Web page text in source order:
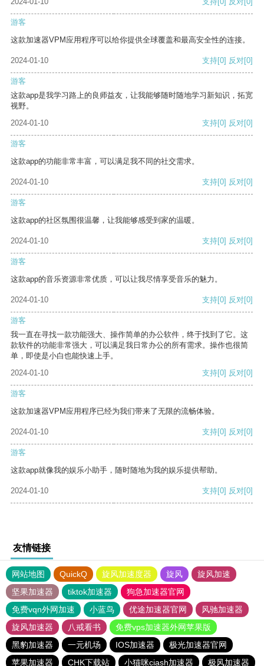
游客
这款加速器VPM应用程序可以给你提供全球覆盖和最高安全性的连接。
2024-01-10 支持[0] 反对[0]
游客
这款app是我学习路上的良师益友，让我能够随时随地学习新知识，拓宽
视野。
2024-01-10
支持[0] 反对[0]
游客
这款app的功能非常丰富，可以满足我不同的社交需求。
2024-01-10 支持[0] 反对[0]
游客
这款app的社区氛围很温馨，让我能够感受到家的温暖。
2024-01-10 支持[0] 反对[0]
游客
这款app的音乐资源非常优质，可以让我尽情享受音乐的魅力。
2024-01-10 支持[0] 反对[0]
游客
我一直在寻找一款功能强大、操作简单的办公软件，终于找到了它。这
款软件的功能非常强大，可以满足我日常办公的所有需求。操作也很简
单，即使是小白也能快速上手。
2024-01-10
支持[0] 反对[0]
游客
这款加速器VPM应用程序已经为我们带来了无限的流畅体验。
2024-01-10 支持[0] 反对[0]
游客
这款app就像我的娱乐小助手，随时随地为我的娱乐提供帮助。
2024-01-10 支持[0] 反对[0]
友情链接
网站地图 QuickQ 旋风加速度器 旋风
旋风加速
坚果加速器
tiktok加速器
狗急加速器官网
免费vqn外网加速
小蓝鸟 优途加速器官网
风驰加速器
旋风加速器
八戒看书
免费vps加速器外网苹果版
黑豹加速器
一元机场 IOS加速器
极光加速器官网
苹果加速器
CHK下载站 小猫咪ciash加速器 极风加速器